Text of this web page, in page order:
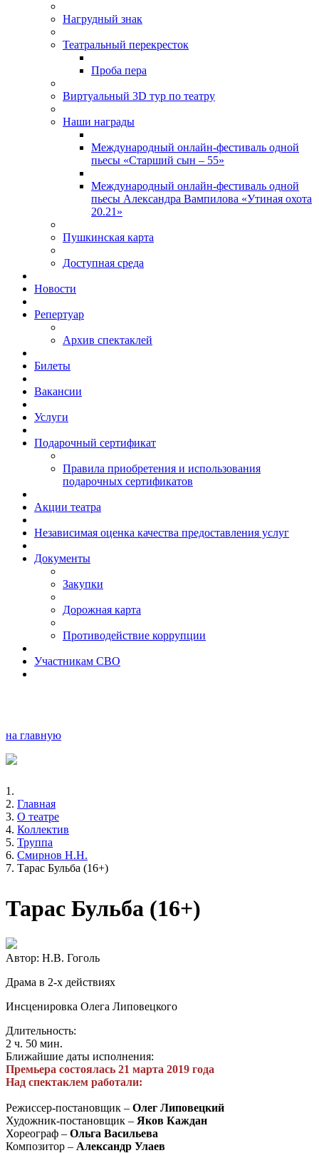
Нагрудный знак
Театральный перекресток
Проба пера
Виртуальный 3D тур по театру
Наши награды
Международный онлайн-фестиваль одной
пьесы «Старший сын – 55»
Международный онлайн-фестиваль одной
пьесы Александра Вампилова «Утиная охота
20.21»
Пушкинская карта
Доступная среда
Новости
Репертуар
Архив спектаклей
Билеты
Вакансии
Услуги
Подарочный сертификат
Правила приобретения и использования
подарочных сертификатов
Акции театра
Независимая оценка качества предоставления услуг
Документы
Закупки
Дорожная карта
Противодействие коррупции
Участникам СВО
на главную
Главная
О театре
Коллектив
Труппа
Смирнов Н.Н.
Тарас Бульба (16+)
Тарас Бульба (16+)
Автор: Н.В. Гоголь
Драма в 2-х действиях
Инсценировка Олега Липовецкого
Длительность:
2 ч. 50 мин.
Ближайшие даты исполнения:
Премьера состоялась 21 марта 2019 года
Над спектаклем работали:
Режиссер-постановщик – Олег Липовецкий
Художник-постановщик – Яков Каждан
Хореограф – Ольга Васильева
Композитор – Александр Улаев